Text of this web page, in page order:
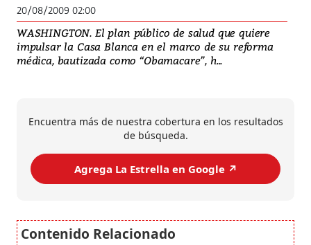
20/08/2009 02:00
WASHINGTON. El plan público de salud que quiere
impulsar la Casa Blanca en el marco de su reforma
médica, bautizada como “Obamacare”, h...
Encuentra más de nuestra cobertura en los resultados
de búsqueda.
Agrega La Estrella en Google ↗️